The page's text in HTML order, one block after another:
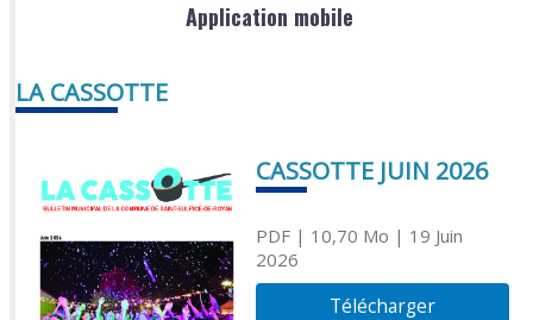
Application mobile
LA CASSOTTE
CASSOTTE JUIN 2026
PDF| 10,70 Mo | 19 Juin
2026
Télécharger